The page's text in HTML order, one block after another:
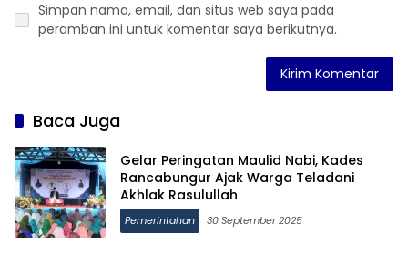
Simpan nama, email, dan situs web saya pada
peramban ini untuk komentar saya berikutnya.
Baca Juga
Gelar Peringatan Maulid Nabi, Kades
Rancabungur Ajak Warga Teladani
Akhlak Rasulullah
Pemerintahan 30 September 2025